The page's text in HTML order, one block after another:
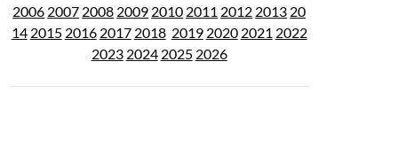
2006 2007 2008 2009 2010 2011 2012 2013 20
14 2015 2016 2017 2018 2019 2020 2021 2022
2023 2024 2025 2026